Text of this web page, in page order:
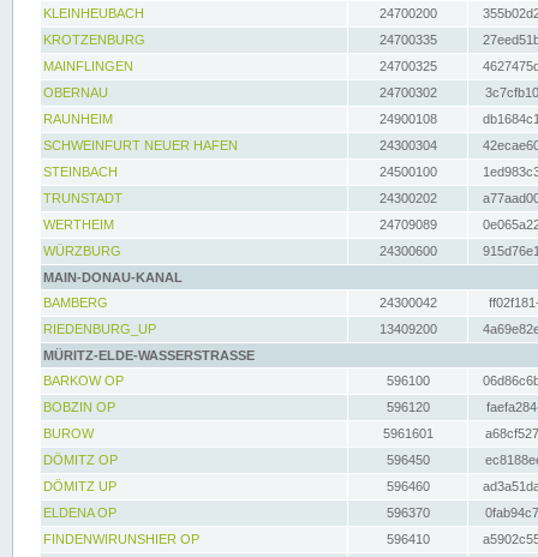
KLEINHEUBACH 24700200
KROTZENBURG
24700335
MAINFLINGEN
24700325
OBERNAU
24700302
RAUNHEIM
24900108
SCHWEINFURT NEUER HAFEN
24300304
STEINBACH
24500100
TRUNSTADT
24300202
WERTHEIM
24709089
WÜRZBURG
24300600
MAIN-DONAU-KANAL
BAMBERG
24300042
RIEDENBURG_UP
13409200
MÜRITZ-ELDE-WASSERSTRASSE
BARKOW OP
596100
BOBZIN OP
596120
BUROW
5961601
DÖMITZ OP
596450
DÖMITZ UP
596460
ELDENA OP
596370
FINDENWIRUNSHIER OP
596410